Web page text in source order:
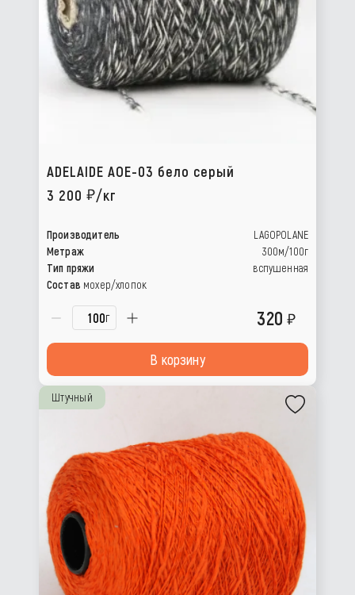
ADELAIDE AOE-03 бело серый
3 200
/кг
Производитель
LAGOPOLANE
Метраж
300м/100г
Тип пряжи
вспушенная
Состав мохер/хлопок
г 320
В корзину
Штучный